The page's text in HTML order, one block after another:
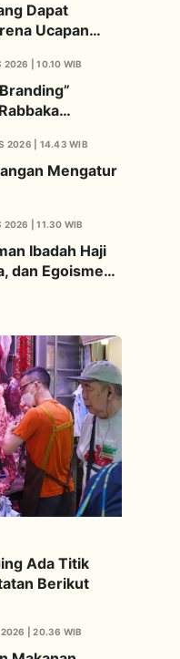
Dapat
Ucapan
2026 | 10.10 WIB
2026 | 14.43 WIB
Mengatur
2026 | 11.30 WIB
Ibadah Haji
dan Egoisme
Ada Titik
Berikut
2026 | 20.36 WIB